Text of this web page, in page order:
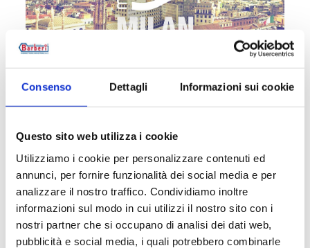
Consenso Dettagli Informazioni sui cookie
Questo sito web utilizza i cookie
Utilizziamo i cookie per personalizzare contenuti ed
annunci, per fornire funzionalità dei social media e per
analizzare il nostro traffico. Condividiamo inoltre
informazioni sul modo in cui utilizzi il nostro sito con i
nostri partner che si occupano di analisi dei dati web,
pubblicità e social media, i quali potrebbero combinarle
MCE Milan | Halle 4 - Stand D33 E34
#EVENT
22.01.2024